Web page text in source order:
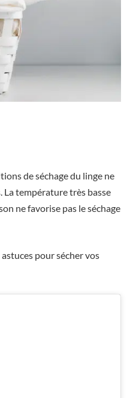
de séchage du linge ne
température très basse
ne favorise pas le séchage
pour sécher vos